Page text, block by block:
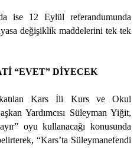
ise 12 Eylül referandumunda
değişiklik maddelerini tek tek
“EVET” DİYECEK
Kars İli Kurs ve Okul
Yardımcısı Süleyman Yiğit,
oyu kullanacağı konusunda
“Kars’ta Süleymanefendi